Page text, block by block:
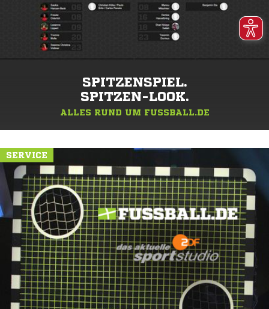
SPITZENSPIEL.
SPITZEN-LOOK.
ALLES RUND UM FUSSBALL.DE
SERVICE